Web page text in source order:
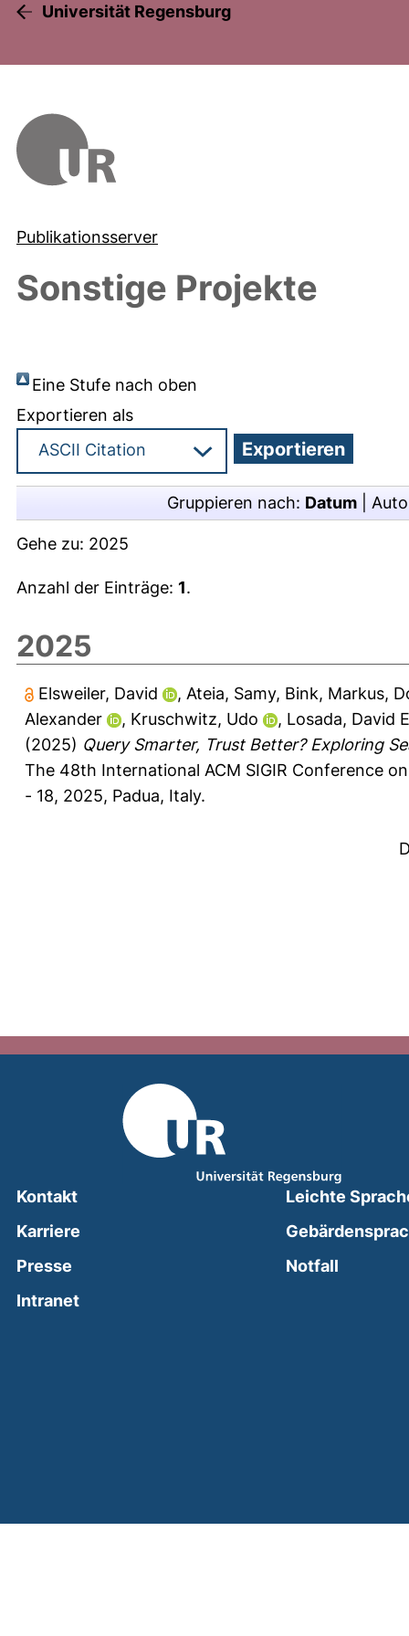
Universität Regensburg
Publikationsserver
Sonstige Projekte
Eine Stufe nach oben
Exportieren als
Gruppieren nach: Datum
Gehe zu: 2025
Anzahl der Einträge: 1.
2025
Elsweiler, David , Ateia, Samy, Bink, Markus,
Alexander
, Kruschwitz, Udo , Losada, David
(2025) Query Smarter, Trust Better? Exploring
The 48th International ACM SIGIR Conference
- 18, 2025, Padua, Italy.
Kontakt
Karriere
Presse
Intranet(external link, opens in a new window)
Leichte
Notfall